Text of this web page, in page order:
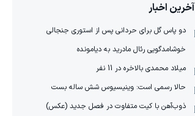
آخرین اخبار
دو پاس گل برای حردانی پس از استوری جنجالی
خوشامدگویی رئال مادرید به دیامونده
میلاد محمدی بالاخره در 11 نفر
حالا رسمی است: وینیسیوس شش ساله بست
ذوب‌آهن با کیت متفاوت در فصل جدید (عکس)